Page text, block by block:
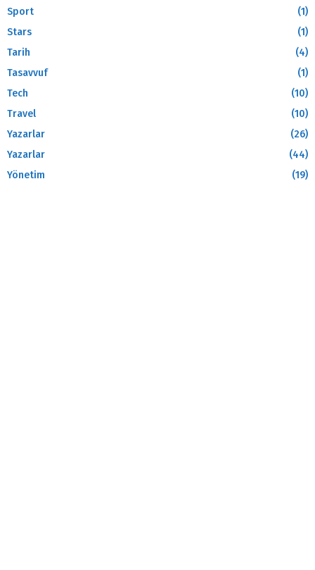
Sport
(1)
Stars
(1)
Tarih
(4)
Tasavvuf
(1)
Tech
(10)
Travel
(10)
Yazarlar
(26)
Yazarlar
(44)
Yönetim
(19)